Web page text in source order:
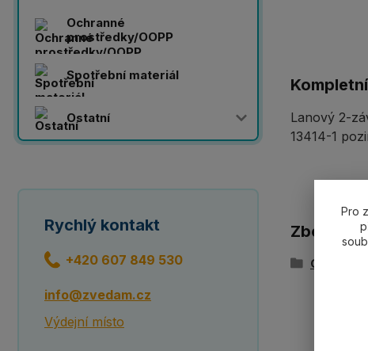
Ochranné
prostředky/OOPP
Spotřební materiál
Ostatní
Rychlý kontakt
+420 607 849 530
info@zvedam.cz
Výdejní místo
Lanový 2-
13414-1
Zboží
Ocelová
Pro